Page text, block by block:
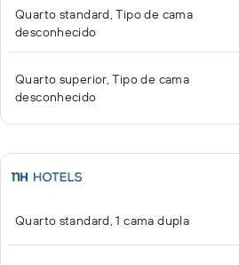
Quarto standard, Tipo de cama
desconhecido
Quarto superior, Tipo de cama
desconhecido
Quarto standard, 1 cama dupla